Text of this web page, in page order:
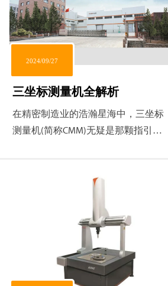
2024/09/27
三坐标测量机全解析
在精密制造业的浩瀚星海中，三坐标
测量机(简称CMM)无疑是那颗指引方向
航天组件的每一道制造流程。本文将
揭示其如何成为现代工业测量领域的